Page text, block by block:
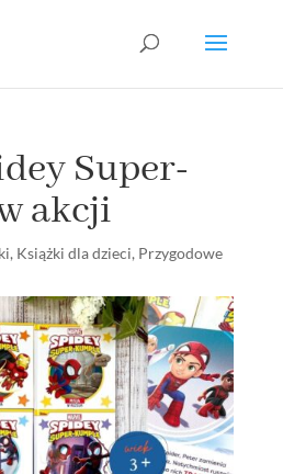
Super-
akcji
, Książki dla dzieci, Przygodowe